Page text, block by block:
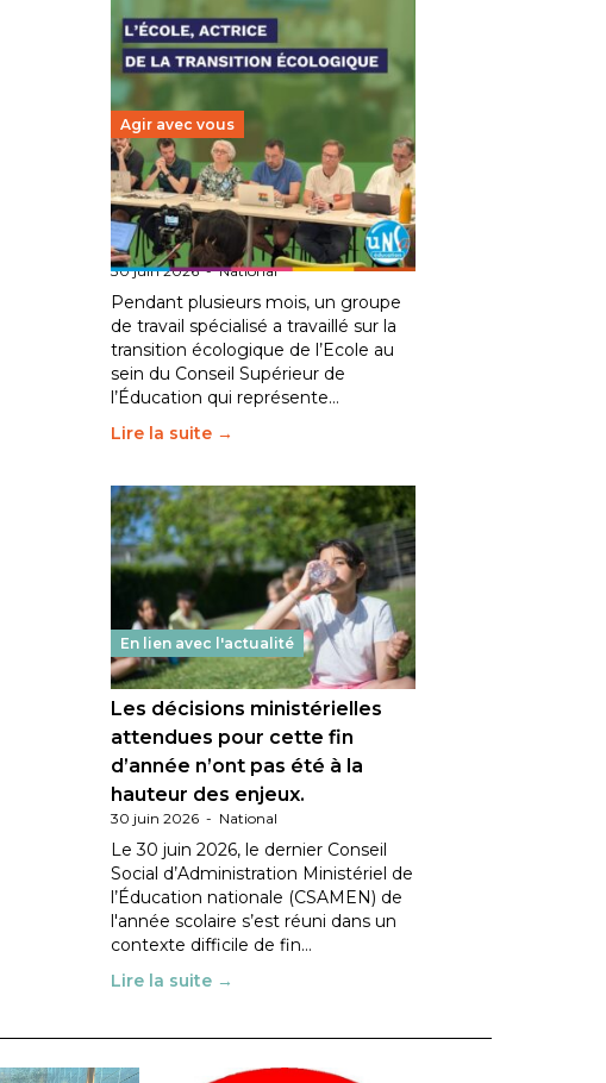
Agir avec vous
Transition écologique de
l’éducation : l’UNSA Éducation
fait bouger les lignes
30 juin 2026-National
Pendant plusieurs mois, un groupe
de travail spécialisé a travaillé sur la
transition écologique de l’Ecole au
sein du Conseil Supérieur de
l’Éducation qui représente…
Lire la suite →
En lien avec l'actualité
Les décisions ministérielles
attendues pour cette fin
d’année n’ont pas été à la
hauteur des enjeux.
30 juin 2026 - National
Le 30 juin 2026, le dernier Conseil
Social d’Administration Ministériel de
l’Éducation nationale (CSAMEN) de
l'année scolaire s’est réuni dans un
contexte difficile de fin…
Lire la suite →